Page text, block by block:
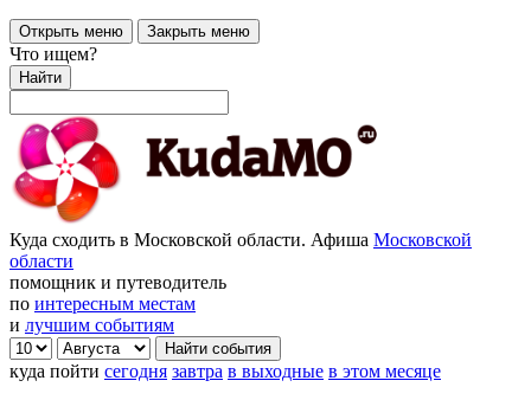
Открыть меню Закрыть меню
Что ищем?
Найти
Куда сходить в Московской области. Афиша Московской
области
помощник и путеводитель
по интересным местам
и лучшим событиям
куда пойти сегодня завтра в выходные в этом месяце